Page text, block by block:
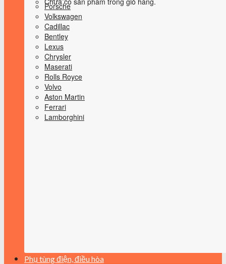
Porsche
Volkswagen
Cadillac
Bentley
Lexus
Chrysler
Maserati
Rolls Royce
Volvo
Aston Martin
Ferrari
Lamborghini
Phụ tùng điện, điều hòa